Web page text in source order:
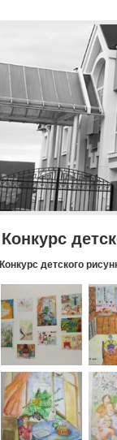
Конкурс
Конкурс детского